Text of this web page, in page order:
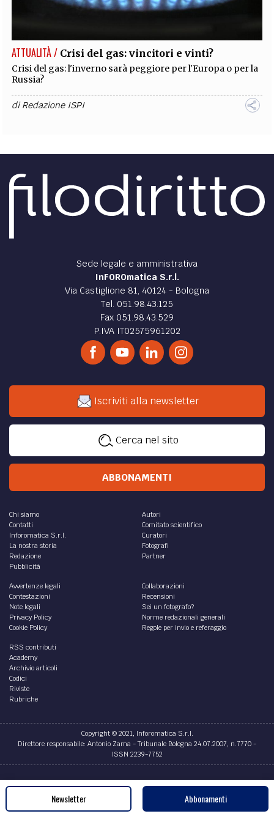
EXTRA
SOCIAL MEDIA
ATTUALITÀ / Crisi del gas: vincitori e vinti?
Crisi del gas: l'inverno sarà peggiore per l'Europa o per la
Russia?
diRedazione ISPI
Sede legale e amministrativa
InFOROmatica S.r.l.
Via Castiglione 81, 40124 - Bologna
Tel. 051.98.43.125
Fax 051.98.43.529
P.IVA IT02575961202
Iscriviti alla newsletter
Cerca nel sito
ABBONAMENTI
Chi siamo
Contatti
Inforomatica S.r.l.
La nostra storia
Redazione
Pubblicità
Autori
Comitato scientifico
Curatori
Fotografi
Partner
Avvertenze legali
Contestazioni
Note legali
Privacy Policy
Cookie Policy
Collaborazioni
Recensioni
Sei un fotografo?
Norme redazionali generali
Regole per invio e referaggio
RSS contributi
Academy
Archivio articoli
Codici
Riviste
Rubriche
Copyright © 2021, Inforomatica S.r.l.
Direttore responsabile: Antonio Zama - Tribunale Bologna 24.07.2007, n.7770 -
ISSN 2239-7752
Credits
Newsletter Abbonamenti